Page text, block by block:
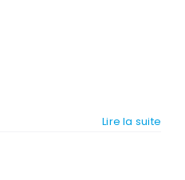
Lire la suite